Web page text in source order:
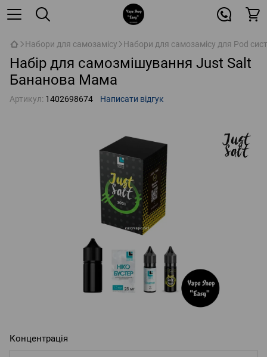
Набори для самозамісу Набори для самозамісу для Pod
Набір для самозмішування Just Salt
Бананова Мама
Артикул: 1402698674 Написати відгук
Концентрація